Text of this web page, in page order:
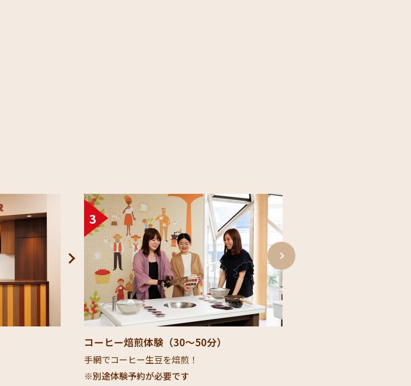
コーヒー焙煎体験（30〜50分）​
手網でコーヒー生豆を焙煎！​
※別途体験予約が必要です​​